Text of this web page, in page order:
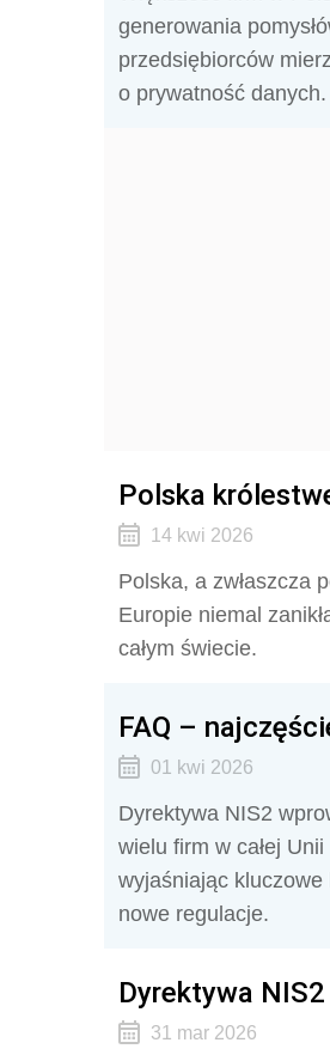
generowania
przedsiębiorców
o prywatność danych.
Polska
14 kwi 2026
Polska, a zwłaszcza
Europie niemal
całym świecie.
FAQ –
01 kwi 2026
Dyrektywa NIS2
wielu firm w całej
wyjaśniając
nowe regulacje.
Dyrektywa
31 mar 2026